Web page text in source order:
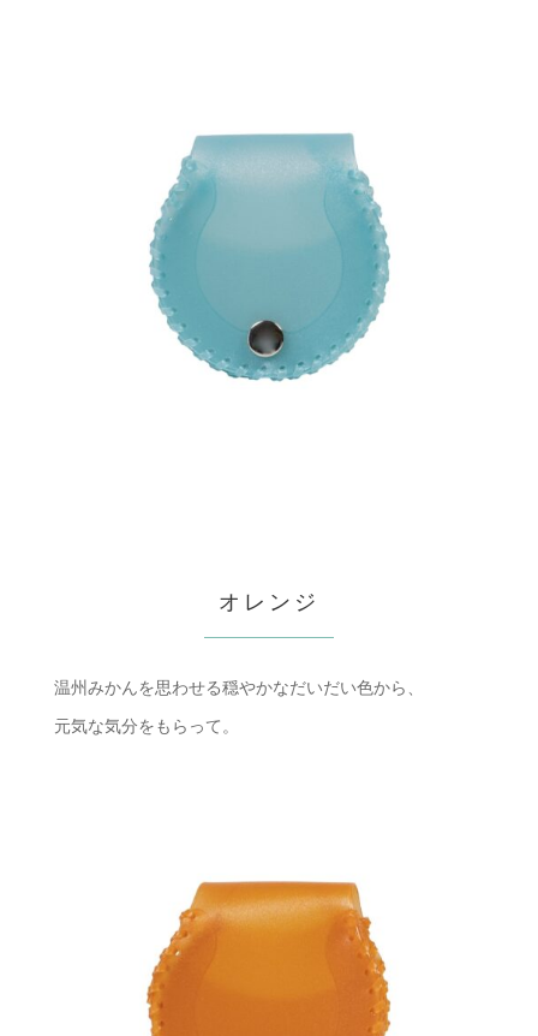
オレンジ
温州みかんを思わせる穏やかなだいだい色から、
元気な気分をもらって。